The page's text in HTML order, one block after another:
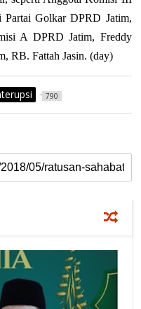
Golkar DPRD Jatim,
A DPRD Jatim, Freddy
RB. Fattah Jasin. (day)
790